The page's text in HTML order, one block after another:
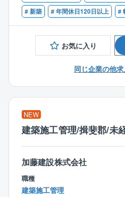
業務量もコントロールしてい
プライベートの時間を大切に
◆依頼主は地域に住むファミリ
のシニア層など
◆各現場への確認・訪問回数
◆訪問先は車で1時間圏内
◆並行して進める案件は6件程度
◆注文住宅と規格住宅の割合
【働きやすい環境】
◆”残業はしない”方針
業務システムアプリの導入に
も施工状況を確認。
また、着工前の打合せは営業
業削減に。
◆インセンティブで頑張りを還
賞与やインセンティブがモチ
頑張りをきちんと評価する体
・1級建築施工管理をお持ちの
# 新築
# 年間休日120日以上 #
お気に入り
同じ企業の他
NEW
建築施工管理/揖斐郡/未
加藤建設株式会社
職種
建築施工管理